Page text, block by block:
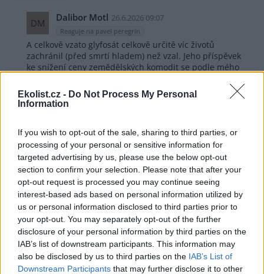
Ekolist.cz - Do Not Process My Personal
Information
If you wish to opt-out of the sale, sharing to third parties, or
processing of your personal or sensitive information for
targeted advertising by us, please use the below opt-out
section to confirm your selection. Please note that after your
opt-out request is processed you may continue seeing
interest-based ads based on personal information utilized by
us or personal information disclosed to third parties prior to
your opt-out. You may separately opt-out of the further
disclosure of your personal information by third parties on the
IAB’s list of downstream participants. This information may
also be disclosed by us to third parties on the IAB’s List of
Downstream Participants that may further disclose it to other
DM Dalibor Motl 26.6.2026 09:07
Reaguje na pavel peregrin
A celkově vzato glyfosát celkově určitě víc životů
zachránil (před smrtí hladem) než vzal. Jeho příspěvek
ke snížení ceny zemědělských komodit se podle mého
Odpovědět
pp pavel peregrin 26.6.2026 11:34
Reaguje na Dalibor Motl
Glyfosát umožnil zbavit pole vytrvalých plevelů, a to
velice účinně. Do jeho zavedení se například pýr
likvidoval pouze vyvlačováním, hlubokou orbou a
aplikací vysokých dávek NATA( v podstatě soli
kyseliny chlorovodíkové) s výsledkem více než
sporným, o zátěži pro životní prostředí nemluvě. A v
případě pcháče osetu to bylo již vůbec neřešitelné v
plošném rozměru.
Bohužel současní ekologičtí pomatenci, nepolíbení ve
velké většině patřičným vzděláním, propagují
bezzásahovost a snaží se házet zemědělské